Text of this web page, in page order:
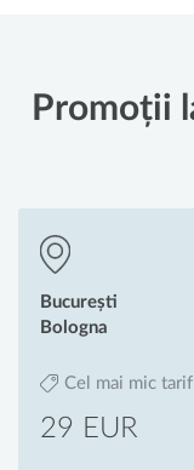
Promoții
București
Bologna
Cel mai mic tarif
29 EUR